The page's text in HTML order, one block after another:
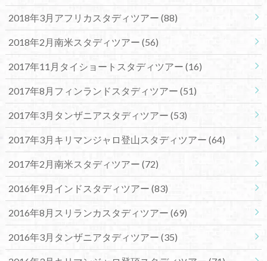
2018年3月アフリカスタディツアー (88)
2018年2月南米スタディツアー (56)
2017年11月タイショートスタディツアー (16)
2017年8月フィンランドスタディツアー (51)
2017年3月タンザニアスタディツアー (53)
2017年3月キリマンジャロ登山スタディツアー (64)
2017年2月南米スタディツアー (72)
2016年9月インドスタディツアー (83)
2016年8月スリランカスタディツアー (69)
2016年3月タンザニアタディツアー (35)